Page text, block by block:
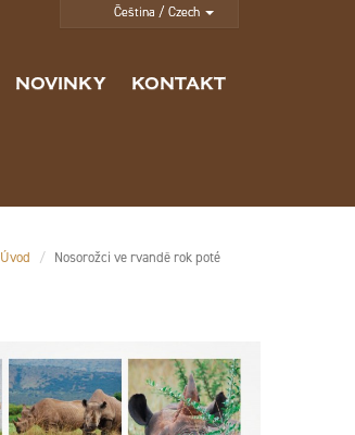
NOVINKY KONTAKT
Úvod Nosorožci ve rvandě rok poté